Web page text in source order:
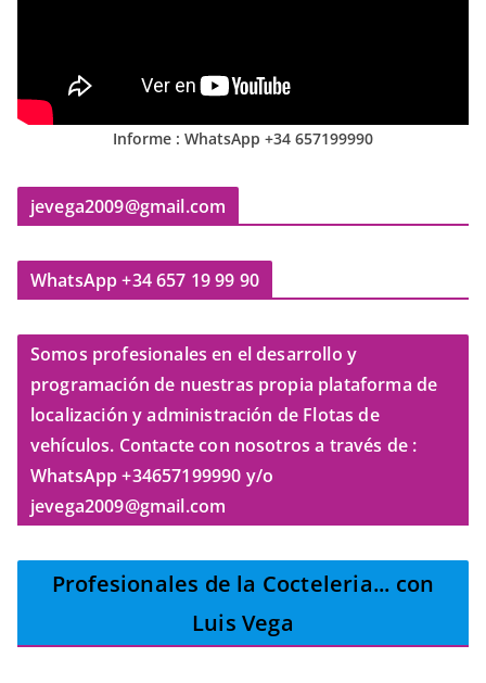
Informe : WhatsApp +34 657199990
jevega2009@gmail.com
WhatsApp +34 657 19 99 90
Somos profesionales en el desarrollo y
programación de nuestras propia plataforma de
localización y administración de Flotas de
vehículos. Contacte con nosotros a través de :
WhatsApp +34657199990 y/o
jevega2009@gmail.com
Profesionales de la Cocteleria... con
Luis Vega